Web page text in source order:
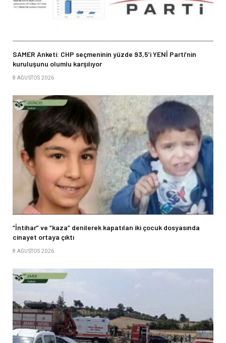
SAMER Anketi: CHP seçmeninin yüzde 93,5’i YENİ Parti’nin
kuruluşunu olumlu karşılıyor
8 AĞUSTOS 2026
“İntihar” ve “kaza” denilerek kapatılan iki çocuk dosyasında
cinayet ortaya çıktı
8 AĞUSTOS 2026